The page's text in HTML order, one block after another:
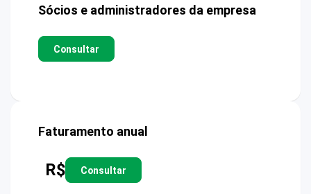
Sócios e administradores da empresa
Consultar
Faturamento anual
R$ Consultar